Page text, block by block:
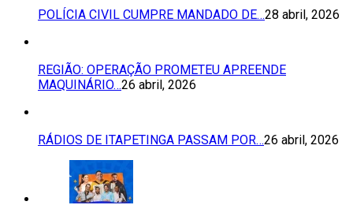
POLÍCIA CIVIL CUMPRE MANDADO DE…28 abril, 2026
REGIÃO: OPERAÇÃO PROMETEU APREENDE
MAQUINÁRIO…26 abril, 2026
RÁDIOS DE ITAPETINGA PASSAM POR…26 abril, 2026